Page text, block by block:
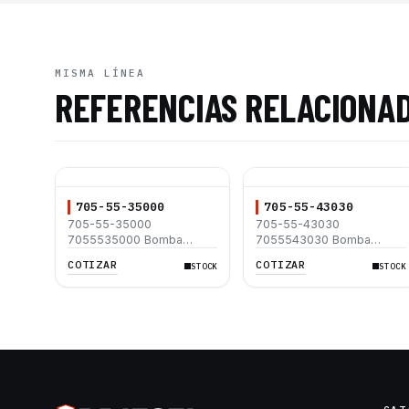
MISMA LÍNEA
REFERENCIAS
705-55-35000
705-55-35000
7055535000 Bomba
WA600-3 WA600-3D
COTIZAR STOCK
705-55-43030
705-55-43030
7055543030 Bomba
WA470-5
COTIZAR STOCK